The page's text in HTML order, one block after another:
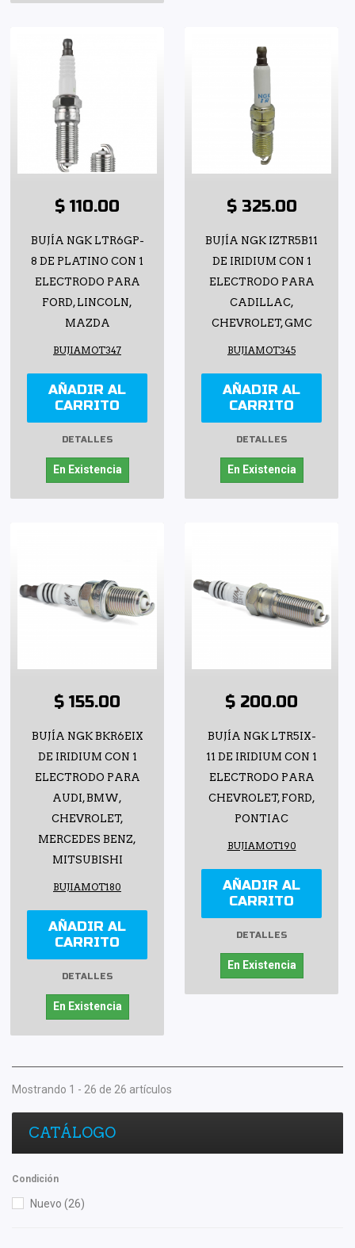
$ 110.00
BUJÍA NGK LTR6GP-
8 DE PLATINO CON 1
ELECTRODO PARA
FORD, LINCOLN,
MAZDA
BUJIAMOT347
AÑADIR AL
CARRITO
DETALLES
En Existencia
$ 325.00
BUJÍA NGK IZTR5B11
DE IRIDIUM CON 1
ELECTRODO PARA
CADILLAC,
CHEVROLET, GMC
BUJIAMOT345
AÑADIR AL
CARRITO
DETALLES
En Existencia
$ 155.00
BUJÍA NGK BKR6EIX
DE IRIDIUM CON 1
ELECTRODO PARA
AUDI, BMW,
CHEVROLET,
MERCEDES BENZ,
MITSUBISHI
BUJIAMOT180
AÑADIR AL
CARRITO
DETALLES
En Existencia
$ 200.00
BUJÍA NGK LTR5IX-
11 DE IRIDIUM CON 1
ELECTRODO PARA
CHEVROLET, FORD,
PONTIAC
BUJIAMOT190
AÑADIR AL
CARRITO
DETALLES
En Existencia
Mostrando 1 - 26 de 26 artículos
CATÁLOGO
Condición
Nuevo (26)